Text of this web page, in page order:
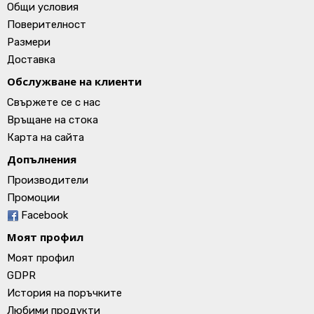
Общи условия
Поверителност
Размери
Доставка
Обслужване на клиенти
Свържете се с нас
Връщане на стока
Карта на сайта
Допълнения
Производители
Промоции
Facebook
Моят профил
Моят профил
GDPR
История на поръчките
Любими продукти